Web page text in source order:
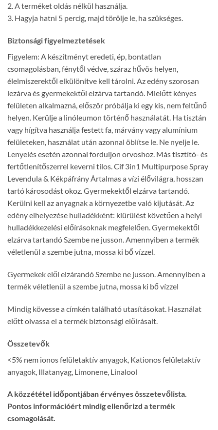
2. A terméket oldás nélkül használja.
3. Hagyja hatni 5 percig, majd törölje le, ha szükséges.
Biztonsági figyelmeztetések
Figyelem: A készítményt eredeti, ép, bontatlan
csomagolásban, fénytől védve, száraz hűvös helyen,
élelmiszerektől elkülönítve kell tárolni. Az edény szorosan
lezárva és gyermekektől elzárva tartandó. Mielőtt kényes
felületen alkalmazná, először próbálja ki egy kis, nem feltűnő
helyen. Kerülje a linóleumon történő használatát. Ha tisztán
vagy hígítva használja festett fa, márvány vagy alumínium
felületeken, használat után azonnal öblítse le. Ne nyelje le.
Lenyelés esetén azonnal forduljon orvoshoz. Más tisztító- és
fertőtlenítőszerrel keverni tilos. Cif 3in1 Multipurpose Spray
Levendula & Kékpáfrány Ártalmas a vízi élővilágra, hosszan
tartó károsodást okoz. Gyermekektől elzárva tartandó.
Kerülni kell az anyagnak a környezetbe való kijutását. Az
edény elhelyezése hulladékként: kiürülést követően a helyi
hulladékkezelési előírásoknak megfelelően. Gyermekektől
elzárva tartandó Szembe ne jusson. Amennyiben a termék
véletlenül a szembe jutna, mossa ki bő vízzel.
Gyermekek elől elzárandó Szembe ne jusson. Amennyiben a
termék véletlenül a szembe jutna, mossa ki bő vízzel
Mindig kövesse a címkén található utasításokat. Használat
előtt olvassa el a termék biztonsági előírásait.
Összetevők
<5% nem ionos felületaktív anyagok, Kationos felületaktív
anyagok, Illatanyag, Limonene, Linalool
A közzététel időpontjában érvényes összetevőlista.
Pontos információért mindig ellenőrizd a termék
csomagolását.